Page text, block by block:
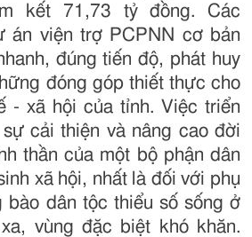
kết 71,73 tỷ đồng. Các
án viện trợ PCPNN cơ bản
đúng tiến độ, phát huy
đóng góp thiết thực cho
- xã hội của tỉnh. Việc triển
cải thiện và nâng cao đời
thần của một bộ phận dân
xã hội, nhất là đối với phụ
bào dân tộc thiểu số sống ở
vùng đặc biệt khó khăn.